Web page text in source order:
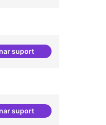
suport
Col·laboració amb Torre
suport
Canòdrom com a refugi en